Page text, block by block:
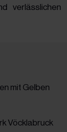
verlässlichen
mit Gelben
Vöcklabruck